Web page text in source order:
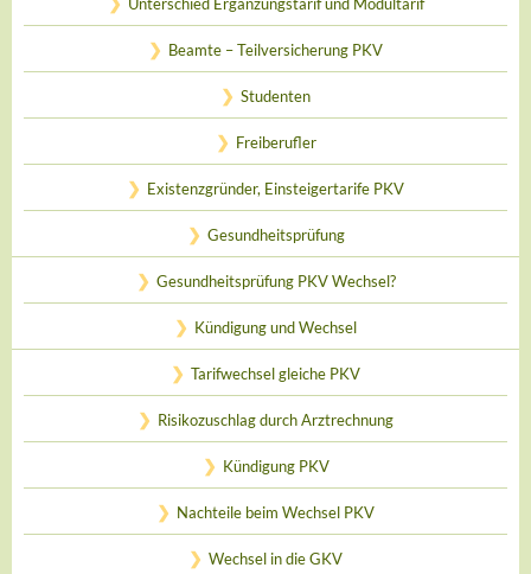
Beamte – Teilversicherung PKV
Studenten
Freiberufler
Existenzgründer, Einsteigertarife PKV
Gesundheitsprüfung
Gesundheitsprüfung PKV Wechsel?
Kündigung und Wechsel
Tarifwechsel gleiche PKV
Risikozuschlag durch Arztrechnung
Kündigung PKV
Nachteile beim Wechsel PKV
Wechsel in die GKV